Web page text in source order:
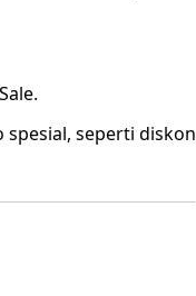
seperti diskon